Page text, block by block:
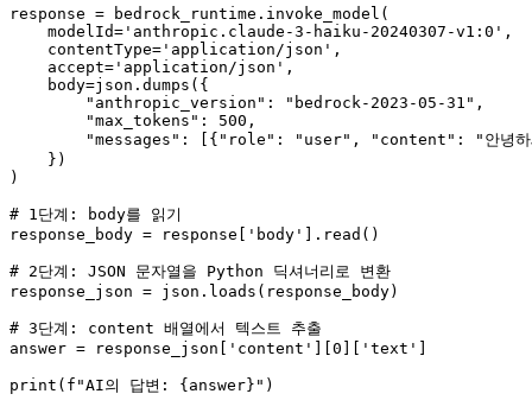
response = bedrock_runtime.invoke_model(
    modelId=
'anthropic.claude-3-haiku-20240307-v1:0' ,
    contentType=
'application/json' ,
    accept=
'application/json' ,
    body=json.dumps({
"anthropic_version" : "bedrock-2023-05-31" ,
"max_tokens" : 500 ,
"messages" : [{ "role" : "user" , "content" :
"안녕
    })
)
# 1단계: body를 읽기
response_body = response[ 'body' ].read()
# 2단계: JSON 문자열을 Python 딕셔너리로 변환
response_json = json.loads(response_body)
# 3단계: content 배열에서 텍스트 추출
answer = response_json[ 'content' ][0 ][ 'text' ]
print ( f"AI의 답변: {answer} "